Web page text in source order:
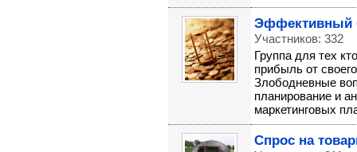
Эффективный
Участников: 332
Группа для тех
прибыль от
Злободневные
планирование и
маркетинговых
Спрос на